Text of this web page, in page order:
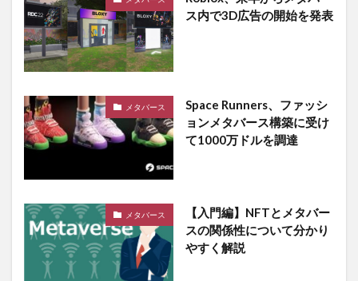
ス内で3D広告の開始を発表
メタバース
Space Runners、ファッシ
ョンメタバース構築に受け
て1000万ドルを調達
メタバース
【入門編】NFTとメタバー
スの関係性について分かり
やすく解説